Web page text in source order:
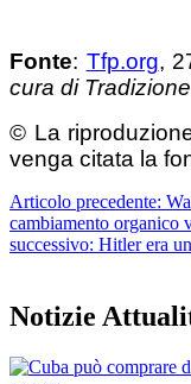
Fonte: Tfp.org,
cura di
© La
venga citata la
Articolo precedente:
cambiamento organico
successivo: Hitler era
Notizie